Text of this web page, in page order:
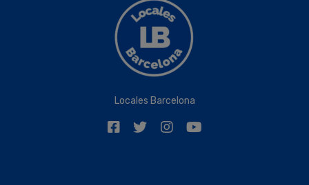
Locales Barcelona